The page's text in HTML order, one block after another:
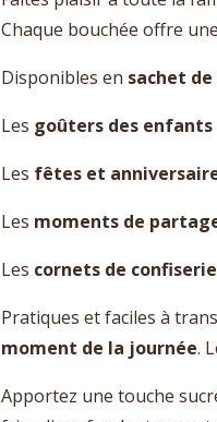
Chaque bouchée offre
Disponibles en sachet de
Les goûters des enfants
Les fêtes et
Les moments de
Les cornets de
Pratiques et faciles à
moment de la journée.
Apportez une touche